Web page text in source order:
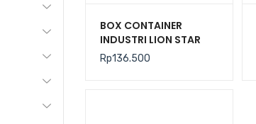
BOX CONTAINER
INDUSTRI LION STAR
TIPE IC-27 FORTE
CRATE 301 UK. 600 x
Rp136.500